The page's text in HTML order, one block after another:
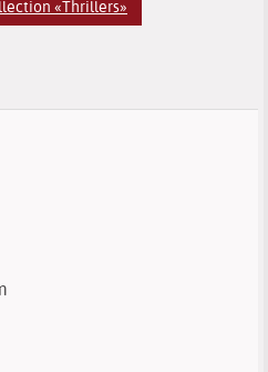
«Thrillers»